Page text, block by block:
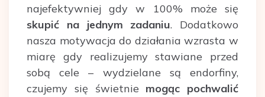
najefektywniej gdy w 100% może się
skupić na jednym zadaniu. Dodatkowo
nasza motywacja do działania wzrasta w
miarę gdy realizujemy stawiane przed
sobą cele – wydzielane są endorfiny,
czujemy się świetnie mogąc pochwalić